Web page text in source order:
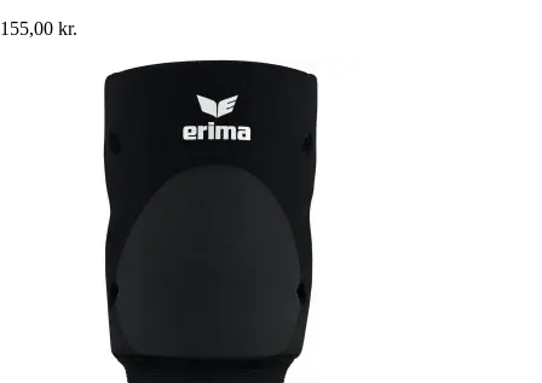
155,00 kr.